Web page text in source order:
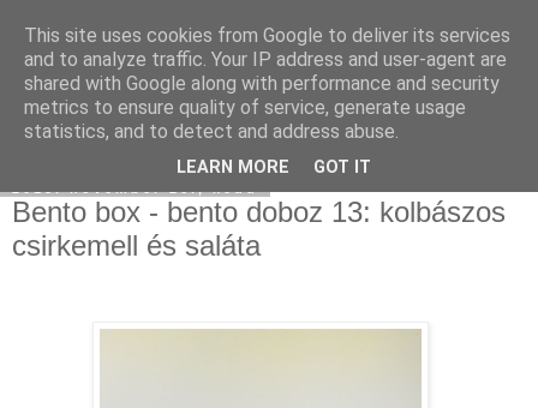
Moha Konyha
Bento box - bento doboz 13: kolbászos
csirkemell és saláta
This site uses cookies from Google to deliver its services
and to analyze traffic. Your IP address and user-agent are
shared with Google along with performance and security
metrics to ensure quality of service, generate usage
statistics, and to detect and address abuse.
LEARN MORE GOT IT